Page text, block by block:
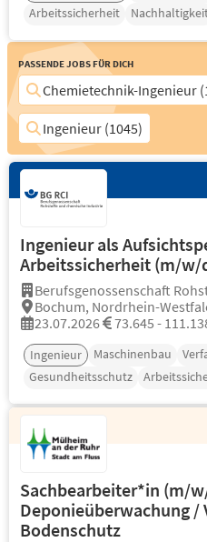
Arbeitssicherheit
Passende Jobs für Dich
Chemietechnik-Ingenieur
Ingenieur (1045)
Ingenieur als
Arbeitssicherheit (m/w/
Berufsgenossenschaft
Bochum, Nordrhein-
23.07.2026
73.645 -
Ingenieur Maschinenbau
Gesundheitsschutz
Sachbearbeiter*in (m/
Deponieüberwachung /
Bodenschutz